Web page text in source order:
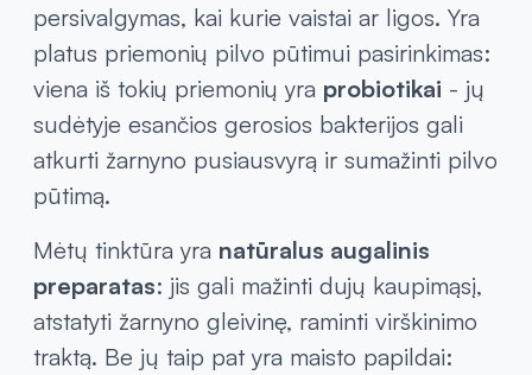
persivalgymas, kai kurie vaistai ar ligos. Yra
platus priemonių pilvo pūtimui pasirinkimas:
viena iš tokių priemonių yra probiotikai - jų
sudėtyje esančios gerosios bakterijos gali
atkurti žarnyno pusiausvyrą ir sumažinti pilvo
pūtimą.
Mėtų tinktūra yra natūralus augalinis
preparatas: jis gali mažinti dujų kaupimąsį,
atstatyti žarnyno gleivinę, raminti virškinimo
traktą. Be jų taip pat yra maisto papildai: